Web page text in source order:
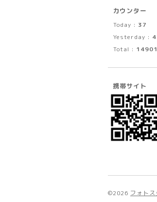
カウンター
Today : 37
Yesterday :
Total :
携帯サイト
©2026 フォト